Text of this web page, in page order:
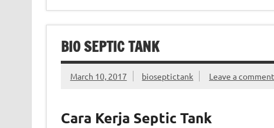
BIO SEPTIC TANK
March 10, 2017 bioseptictank Leave a comment
Cara Kerja Septic Tank